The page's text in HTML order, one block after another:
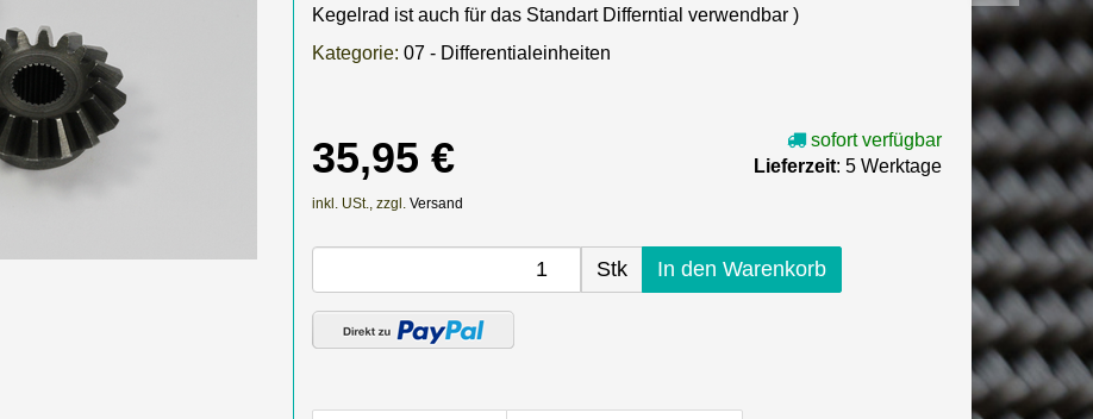
Kegelrad ist auch für das Standart Differntial verwendbar )
Kategorie: 07 - Differentialeinheiten
35,95 €
inkl. USt., zzgl. Versand
sofort verfügbar
Lieferzeit: 5 Werktage
Stk In den Warenkorb